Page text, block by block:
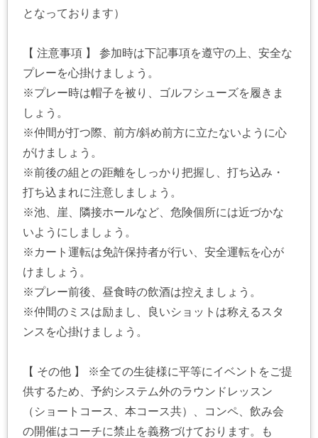
となっております）
【 注意事項 】 参加時は下記事項を遵守の上、安全な
プレーを心掛けましょう。
※プレー時は帽子を被り、ゴルフシューズを履きま
しょう。
※仲間が打つ際、前方/斜め前方に立たないように心
がけましょう。
※前後の組との距離をしっかり把握し、打ち込み・
打ち込まれに注意しましょう。
※池、崖、隣接ホールなど、危険個所には近づかな
いようにしましょう。
※カート運転は免許保持者が行い、安全運転を心が
けましょう。
※プレー前後、昼食時の飲酒は控えましょう。
※仲間のミスは励まし、良いショットは称えるスタ
ンスを心掛けましょう。
【 その他 】 ※全ての生徒様に平等にイベントをご提
供するため、予約システム外のラウンドレッスン
（ショートコース、本コース共）、コンペ、飲み会
の開催はコーチに禁止を義務づけております。も